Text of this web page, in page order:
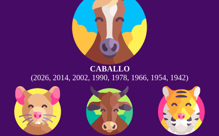
CABALLO
(2026, 2014, 2002, 1990, 1978, 1966, 1954, 1942)